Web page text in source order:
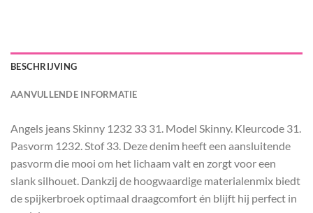
BESCHRIJVING
AANVULLENDE INFORMATIE
Angels jeans Skinny 1232 33 31. Model Skinny. Kleurcode 31.
Pasvorm 1232. Stof 33. Deze denim heeft een aansluitende
pasvorm die mooi om het lichaam valt en zorgt voor een
slank silhouet. Dankzij de hoogwaardige materialenmix biedt
de spijkerbroek optimaal draagcomfort én blijft hij perfect in